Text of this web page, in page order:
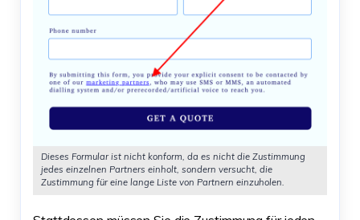
Dieses Formular ist nicht konform, da es nicht die Zustimmung
jedes einzelnen Partners einholt, sondern versucht, die
Zustimmung für eine lange Liste von Partnern einzuholen.